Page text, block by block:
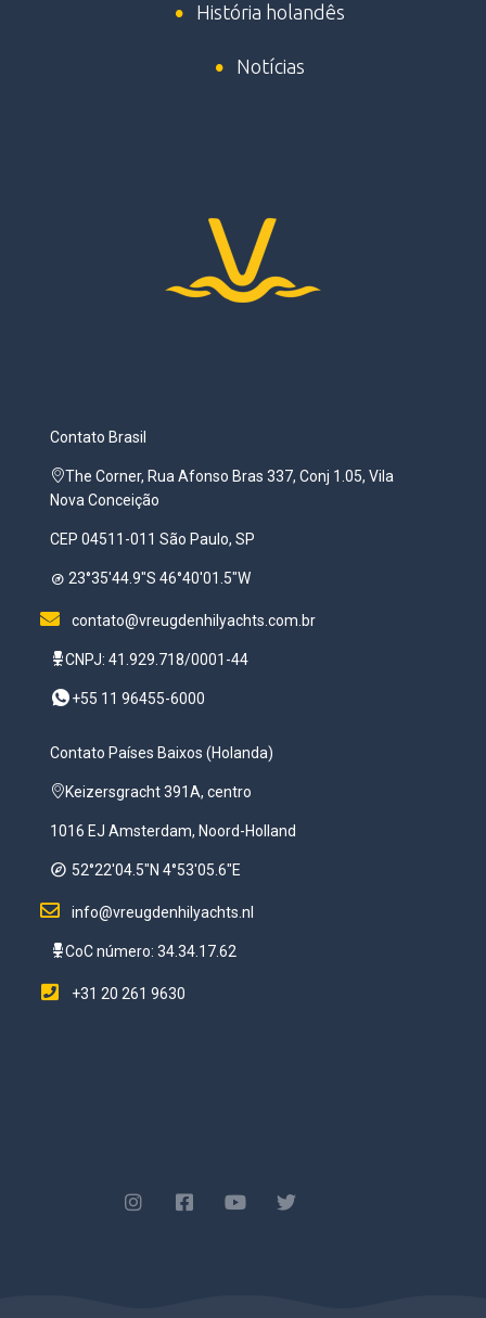
História holandês
Notícias
Contato Brasil
The Corner, Rua Afonso Bras 337, Conj 1.05, Vila
Nova Conceição
CEP 04511-011 São Paulo, SP
23°35'44.9"S 46°40'01.5"W
contato@vreugdenhilyachts.com.br
CNPJ: 41.929.718/0001-44
+55 11 96455-6000
Contato Países Baixos (Holanda)
Keizersgracht 391A, centro
1016 EJ Amsterdam, Noord-Holland
52°22'04.5"N 4°53'05.6"E
info@vreugdenhilyachts.nl
CoC número: 34.34.17.62
+31 20 261 9630